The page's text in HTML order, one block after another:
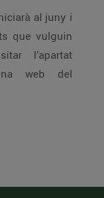
al juny i
que vulguin
l’apartat
web del